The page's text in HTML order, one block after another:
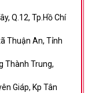
Q.12, Tp.Hồ Chí
Thuận An, Tỉnh
Thành Trung,
Giáp, Kp Tân